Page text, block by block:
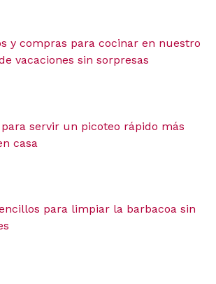
y compras para cocinar en nuestro
vacaciones sin sorpresas
servir un picoteo rápido más
casa
para limpiar la barbacoa sin